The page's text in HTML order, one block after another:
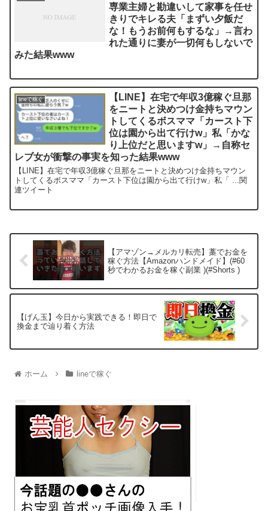
専業主婦と勘違いして家事を任せ
きりでキレる夫「まずい夕飯だ
な！もうお前何もするな」→言わ
れた通りに妻が一切何もしないで
みた結果www
lineで稼ぐ
【LINE】在宅で年収3億稼ぐ旦那
をニートと決めつけ金持ちマウン
トしてくるボスママ「カースト下
位は園から出て行けw」私「かな
り上位だと思いますw」→自称セ
レブ女が衝撃の事実を知った結果www
【LINE】在宅で年収3億稼ぐ旦那をニートと決めつけ金持ちマウン
トしてくるボスママ「カースト下位は園から出て行けw」私「 ...関
連ツイート
【アマゾン→メルカリ転売】藁でお金を
稼ぐ方法【Amazonハンドメイド】(#60
秒でわかるお金を稼ぐ副業 )(#Shorts )
【げん玉】今日から実践できる！即日で
換金まで辿り着く方法
ホーム lineで稼ぐ